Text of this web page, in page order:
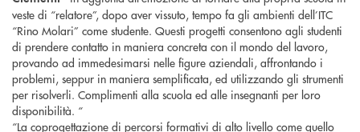
veste di “relatore”, dopo aver vissuto, tempo fa gli ambienti dell’ITC
“Rino Molari” come studente. Questi progetti consentono agli studenti
di prendere contatto in maniera concreta con il mondo del lavoro,
provando ad immedesimarsi nelle figure aziendali, affrontando i
problemi, seppur in maniera semplificata, ed utilizzando gli strumenti
per risolverli. Complimenti alla scuola ed alle insegnanti per loro
disponibilità. “
“La coprogettazione di percorsi formativi di alto livello come quello